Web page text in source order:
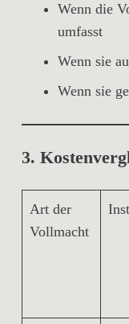
Wenn die
umfasst
Wenn sie
Wenn sie
3.
Art der
Vollmacht